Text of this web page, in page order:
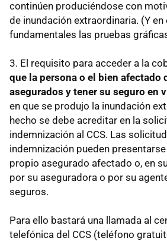
continúen produciéndose con
de inundación extraordinaria. (Y
fundamentales las pruebas
3. El requisito para acceder a la
que la persona o el bien afectado
asegurados y tener su seguro en
en que se produjo la inundación
hecho se debe acreditar en la
indemnización al CCS. Las
indemnización pueden
propio asegurado afectado o, en
por su aseguradora o por su
seguros.
Para ello bastará una llamada al
telefónica del CCS (teléfono